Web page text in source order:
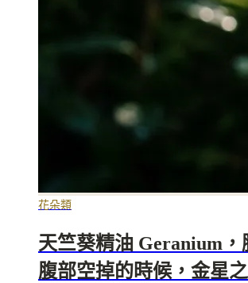
花朵類
天竺葵精油 Geranium，
腹部空掉的時候，金星